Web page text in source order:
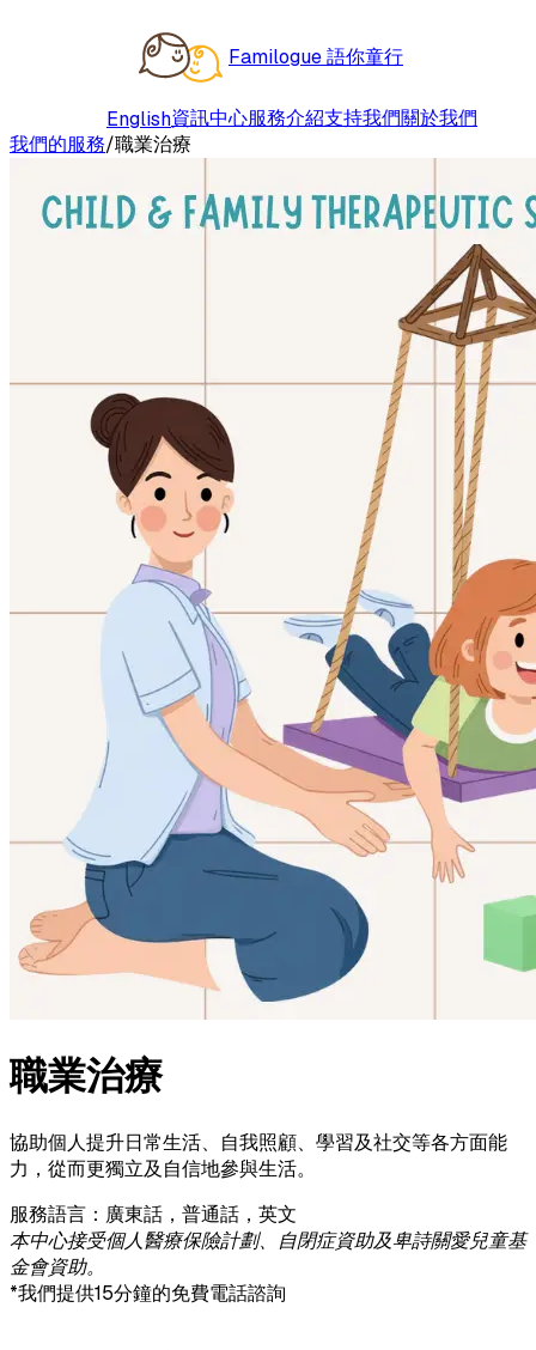
Familogue 語你童行
English資訊中心服務介紹支持我們關於我們
我們的服務/職業治療
職業治療
協助個人提升日常生活、自我照顧、學習及社交等各方面能
力，從而更獨立及自信地參與生活。
服務語言：廣東話，普通話，英文
本中心接受個人醫療保險計劃、自閉症資助及卑詩關愛兒童基
金會資助。
*我們提供15分鐘的免費電話諮詢